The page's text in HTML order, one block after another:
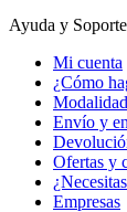
Ayuda y Soporte
Mi cuenta
¿Cómo
Envío y
Ofertas y
Empresas